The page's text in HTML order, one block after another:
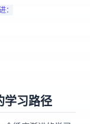
：
学习路径